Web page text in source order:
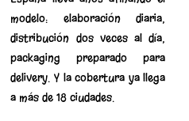
modelo: elaboración diaria,
distribución dos veces al día,
packaging preparado para
delivery. Y la cobertura ya llega
a más de 18 ciudades.